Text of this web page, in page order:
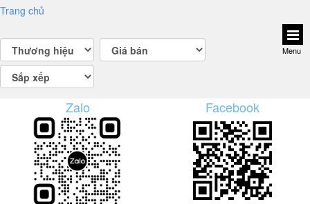
Menu
Trang chủ
Zalo Facebook